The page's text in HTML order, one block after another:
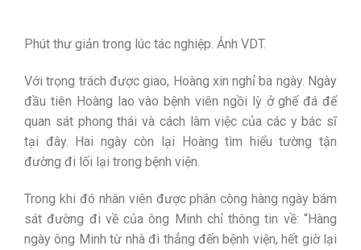
Phút thư giản trong lúc tác nghiệp. Ảnh VDT.
Với trọng trách được giao, Hoàng xin nghỉ ba ngày. Ngày
đầu tiên Hoàng lao vào bệnh viên ngồi lỳ ở ghế đá để
quan sát phong thái và cách làm việc của các y bác sĩ
tại đây. Hai ngày còn lại Hoàng tìm hiểu tường tận
đường đi lối lại trong bệnh viện.
Trong khi đó nhân viên được phân công hàng ngày bám
sát đường đi về của ông Minh chỉ thông tin về: “Hàng
ngày ông Minh từ nhà đi thẳng đến bệnh viện, hết giờ lại